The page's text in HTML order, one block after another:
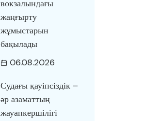
вокзалындағы
жаңғырту
жұмыстарын
бақылады
06.08.2026
Судағы қауіпсіздік –
әр азаматтың
жауапкершілігі